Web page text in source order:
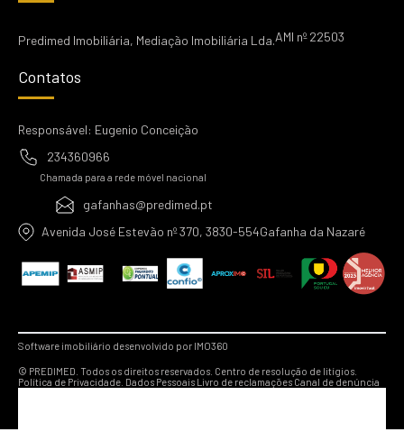
Predimed Imobiliária, Mediação Imobiliária Lda.AMI nº 22503
Contatos
Responsável: Eugenio Conceição
234360966
Chamada para a rede móvel nacional
gafanhas@predimed.pt
Avenida José Estevão nº 370, 3830-554Gafanha da Nazaré
Software imobiliário desenvolvido por IMO360
© PREDIMED. Todos os direitos reservados. Centro de resolução de litígios.
Política de Privacidade. Dados PessoaisLivro de reclamações Canal de denúncia